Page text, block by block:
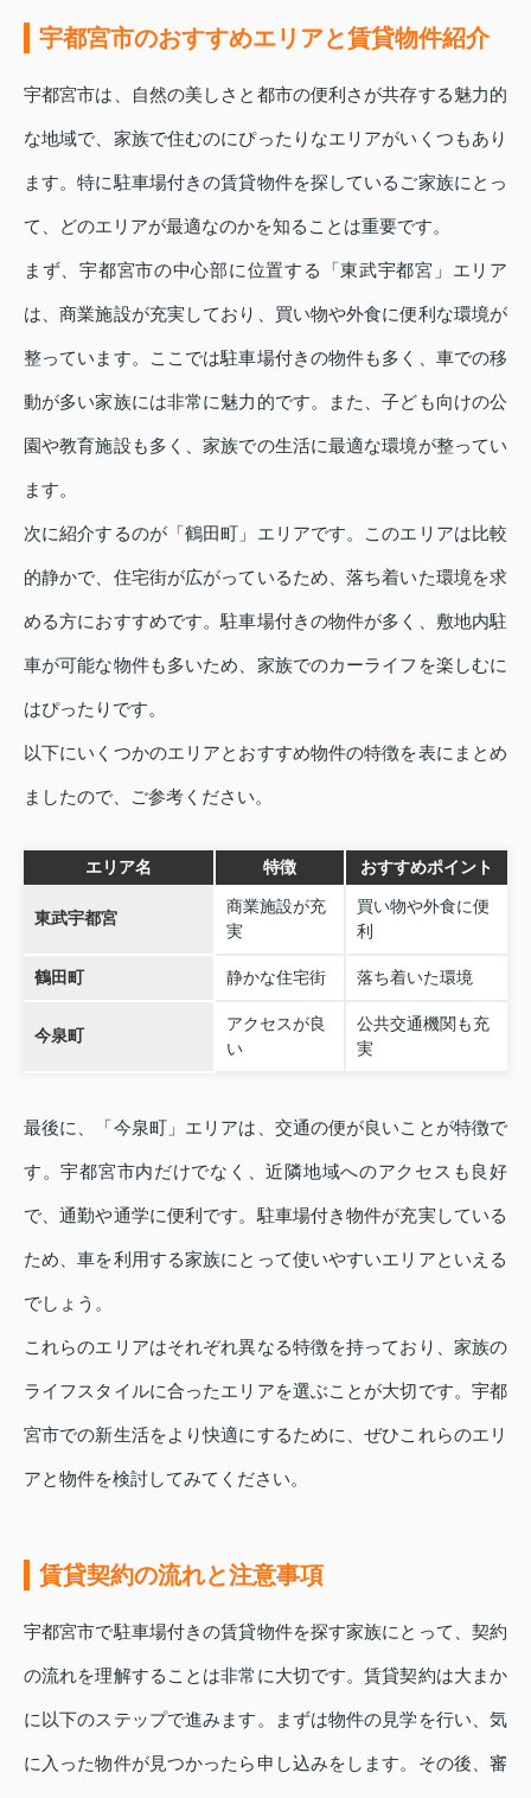
宇都宮市のおすすめエリアと賃貸物件紹介
宇都宮市は、自然の美しさと都市の便利さが共存する魅力的
な地域で、家族で住むのにぴったりなエリアがいくつもあり
ます。特に駐車場付きの賃貸物件を探しているご家族にとっ
て、どのエリアが最適なのかを知ることは重要です。
まず、宇都宮市の中心部に位置する「東武宇都宮」エリア
は、商業施設が充実しており、買い物や外食に便利な環境が
整っています。ここでは駐車場付きの物件も多く、車での移
動が多い家族には非常に魅力的です。また、子ども向けの公
園や教育施設も多く、家族での生活に最適な環境が整ってい
ます。
次に紹介するのが「鶴田町」エリアです。このエリアは比較
的静かで、住宅街が広がっているため、落ち着いた環境を求
める方におすすめです。駐車場付きの物件が多く、敷地内駐
車が可能な物件も多いため、家族でのカーライフを楽しむに
はぴったりです。
以下にいくつかのエリアとおすすめ物件の特徴を表にまとめ
ましたので、ご参考ください。
エリア名 特徴 おすすめポイント
東武宇都宮
商業施設が充
実
買い物や外食に便
利
鶴田町 静かな住宅街 落ち着いた環境
今泉町
アクセスが良
い
公共交通機関も充
実
最後に、「今泉町」エリアは、交通の便が良いことが特徴で
す。宇都宮市内だけでなく、近隣地域へのアクセスも良好
で、通勤や通学に便利です。駐車場付き物件が充実している
ため、車を利用する家族にとって使いやすいエリアといえる
でしょう。
これらのエリアはそれぞれ異なる特徴を持っており、家族の
ライフスタイルに合ったエリアを選ぶことが大切です。宇都
宮市での新生活をより快適にするために、ぜひこれらのエリ
アと物件を検討してみてください。
賃貸契約の流れと注意事項
宇都宮市で駐車場付きの賃貸物件を探す家族にとって、契約
の流れを理解することは非常に大切です。賃貸契約は大まか
に以下のステップで進みます。まずは物件の見学を行い、気
に入った物件が見つかったら申し込みをします。その後、審